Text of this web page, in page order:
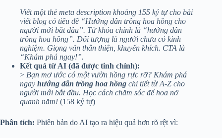
Viết một thẻ meta description khoảng 155 ký tự cho bài
viết blog có tiêu đề “Hướng dẫn trồng hoa hồng cho
người mới bắt đầu”. Từ khóa chính là “hướng dẫn
trồng hoa hồng”. Đối tượng là người chưa có kinh
nghiệm. Giọng văn thân thiện, khuyến khích. CTA là
“Khám phá ngay!”.
Kết quả từ AI (đã được tinh chỉnh):
> Bạn mơ ước có một vườn hồng rực rỡ? Khám phá
ngay hướng dẫn trồng hoa hồng chi tiết từ A-Z cho
người mới bắt đầu. Học cách chăm sóc để hoa nở
quanh năm! (158 ký tự)
Phân tích: Phiên bản do AI tạo ra hiệu quả hơn rõ rệt vì: